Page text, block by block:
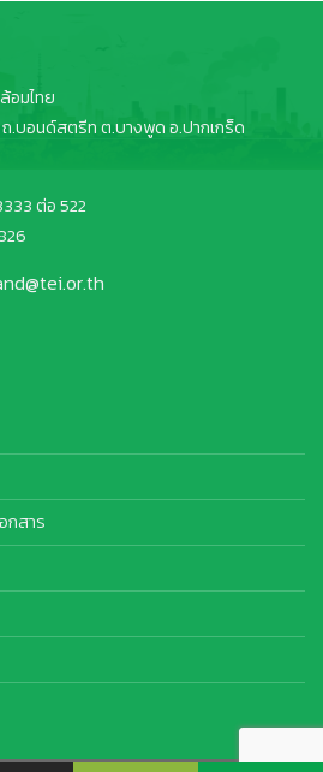
กสาร
อมไทย
ถ.บอนด์สตรีท ต.บางพูด อ.ปากเกร็ด
ต่อ 522